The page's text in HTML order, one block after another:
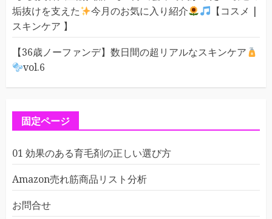
垢抜けを支えた
今月のお気に入り紹介
【コスメ |
スキンケア 】
【36歳ノーファンデ】数日間の超リアルなスキンケア
vol.6
固定ページ
01 効果のある育毛剤の正しい選び方
Amazon売れ筋商品リスト分析
お問合せ